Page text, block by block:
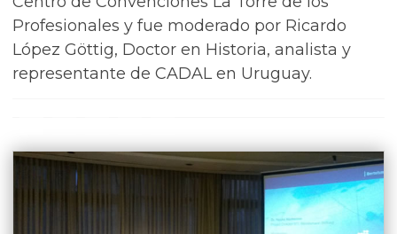
Profesionales y fue moderado por Ricardo
López Göttig, Doctor en Historia, analista y
representante de CADAL en Uruguay.